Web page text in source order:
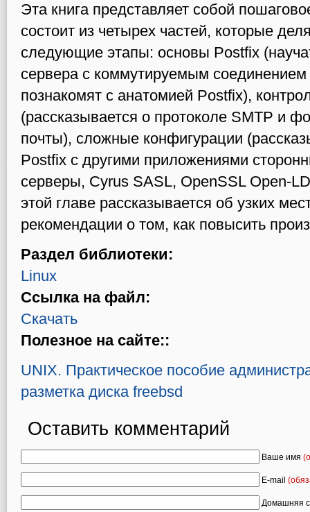
Эта книга представляет собой
состоит из четырех частей, которые
следующие этапы: основы Postfix
сервера с коммутируемым
познакомят с анатомией Postfix),
(рассказывается о протоколе SMTP и
почты), сложные конфигурации
Postfix с другими приложениями
серверы, Cyrus SASL, OpenSSL Open-
этой главе рассказывается об узких
рекомендации о том, как повысить
Раздел библиотеки:
Linux
Ссылка на файл:
Скачать
Полезное на сайте::
UNIX. Практическое пособие
разметка диска freebsd
Оставить комментарий
Ваше имя
E-mail
Домашняя